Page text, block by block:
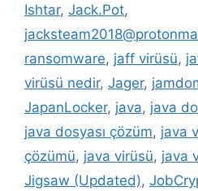
Ishtar, Jack.Pot,
ransomware, jaff virüsü,
virüsü nedir, Jager,
JapanLocker, java, java
java dosyası çözüm, java
çözümü, java virüsü, java
Jigsaw (Updated),